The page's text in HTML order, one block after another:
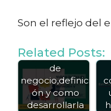
Son el reflejo del
Related Posts:
Validar la idea
de
negocio,definici
ón y como
desarrollarla